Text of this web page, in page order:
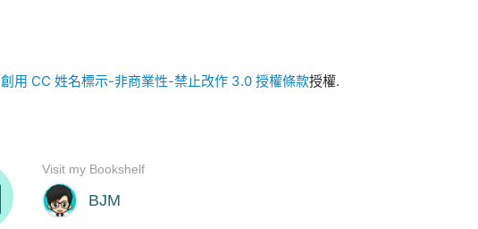
創用 CC 姓名標示-非商業性-禁止改作 3.0 授權條款授權.